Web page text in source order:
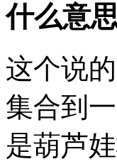
什么意
这个说
集合到
是葫芦